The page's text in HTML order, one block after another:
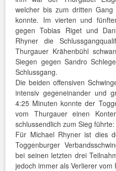
welcher bis zum dritten
konnte. Im vierten und
gegen Tobias Riget und
Rhyner die
Thurgauer Krähenbühl
Siegen gegen Sandro
Schlussgang.
Die beiden offensiven
intensiv gegeneinander und
4:25 Minuten konnte der
vom Thurgauer einen
schlussendlich zum Sieg führte:
Für Michael Rhyner ist dies
Toggenburger
bei seinen letzten drei
jedoch immer als Verlierer vom